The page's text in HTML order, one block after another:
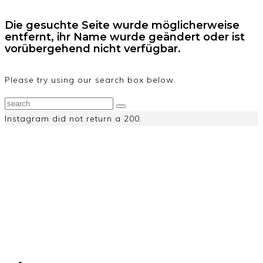
Die gesuchte Seite wurde möglicherweise
entfernt, ihr Name wurde geändert oder ist
vorübergehend nicht verfügbar.
Please try using our search box below.
Instagram did not return a 200.